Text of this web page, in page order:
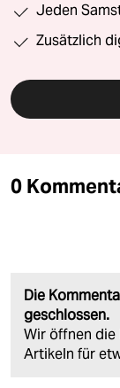
Jeden
Zusätzlich
0
Die
geschlossen.
Wir öffnen
Artikeln für